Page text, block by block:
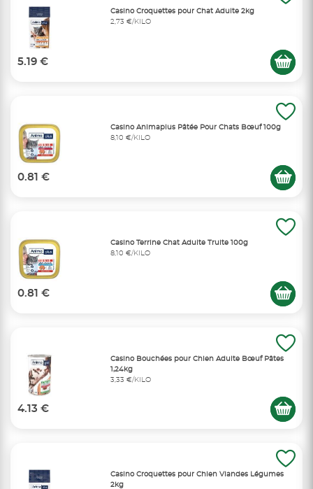
Casino Croquettes pour Chat Adulte 2kg
2,73 €/KILO
5.19 €
Casino Animaplus Pâtée Pour Chats Bœuf 100g
8,10 €/KILO
0.81 €
Casino Terrine Chat Adulte Truite 100g
8,10 €/KILO
0.81 €
Casino Bouchées pour Chien Adulte Bœuf Pâtes
1,24kg
3,33 €/KILO
4.13 €
Casino Croquettes pour Chien Viandes Légumes
2kg